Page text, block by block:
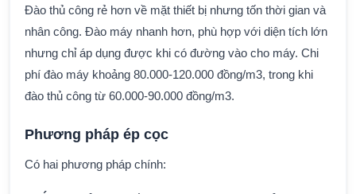
Đào thủ công rẻ hơn về mặt thiết bị nhưng tốn thời gian và
nhân công. Đào máy nhanh hơn, phù hợp với diện tích lớn
nhưng chỉ áp dụng được khi có đường vào cho máy. Chi
phí đào máy khoảng 80.000-120.000 đồng/m3, trong khi
đào thủ công từ 60.000-90.000 đồng/m3.
Phương pháp ép cọc
Có hai phương pháp chính: